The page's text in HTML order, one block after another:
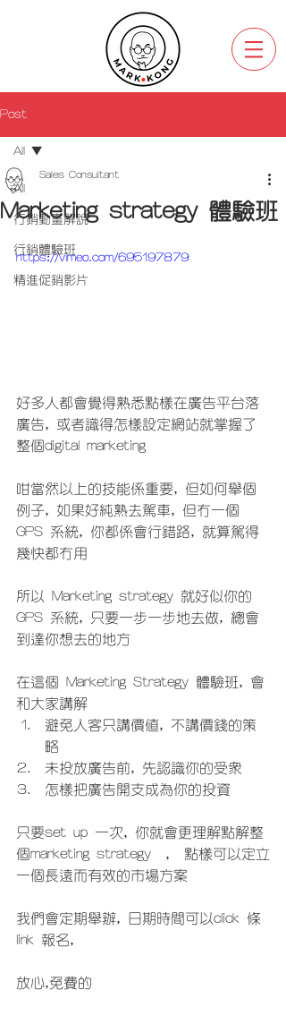
Post
All
行銷動畫解說
行銷體驗班
精進促銷影片
All
Marketing strategy 體驗班
Sales Consultant
https://vimeo.com/695197879
好多人都會覺得熟悉點樣在廣告平台落
廣告, 或者識得怎樣設定網站就掌握了
整個digital marketing
咁當然以上的技能係重要, 但如何舉個
例子, 如果好純熟去駕車, 但冇一個
GPS 系統, 你都係會行錯路, 就算駕得
幾快都冇用
所以 Marketing strategy 就好似你的
GPS 系統, 只要一步一步地去做, 總會
到達你想去的地方
在這個 Marketing Strategy 體驗班, 會
和大家講解
避免人客只講價值, 不講價錢的策
略
未投放廣告前, 先認識你的受眾
怎樣把廣告開支成為你的投資
只要set up 一次, 你就會更理解點解整
個marketing strategy  ,  點樣可以定立
一個長遠而有效的市場方案
我們會定期舉辦, 日期時間可以click 條
link 報名,
放心,免費的